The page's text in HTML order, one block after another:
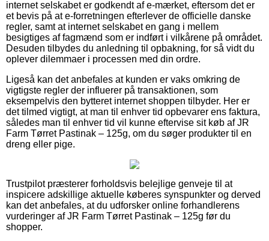
internet selskabet er godkendt af e-mærket, eftersom det er
et bevis på at e-forretningen efterlever de officielle danske
regler, samt at internet selskabet en gang i mellem
besigtiges af fagmænd som er indført i vilkårene på området.
Desuden tilbydes du anledning til opbakning, for så vidt du
oplever dilemmaer i processen med din ordre.
Ligeså kan det anbefales at kunden er vaks omkring de
vigtigste regler der influerer på transaktionen, som
eksempelvis den bytteret internet shoppen tilbyder. Her er
det tilmed vigtigt, at man til enhver tid opbevarer ens faktura,
således man til enhver tid vil kunne eftervise sit køb af JR
Farm Tørret Pastinak – 125g, om du søger produkter til en
dreng eller pige.
Trustpilot præsterer forholdsvis belejlige genveje til at
inspicere adskillige aktuelle køberes synspunkter og derved
kan det anbefales, at du udforsker online forhandlerens
vurderinger af JR Farm Tørret Pastinak – 125g før du
shopper.